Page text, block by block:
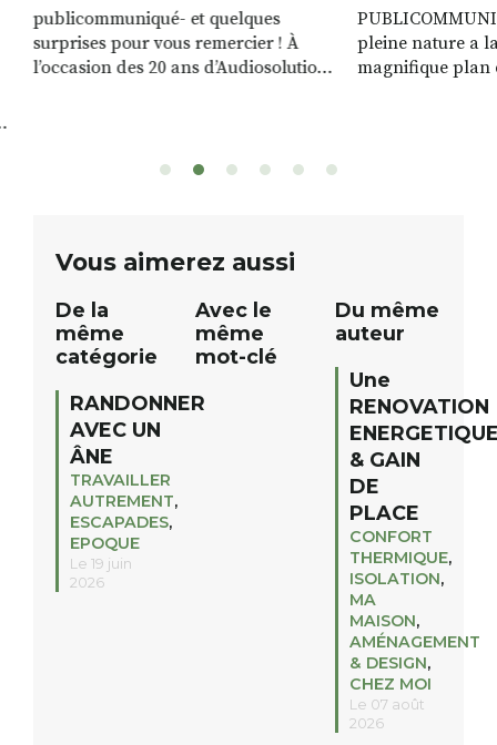
publicommuniqué- et quelques
surprises pour vous remercier ! À
l’occasion des 20 ans d’Audiosolution,
sont à gagner, sélectionnés auprès
12h à […]
pleine nature a
magnifique plan
Vous aimerez aussi
De la
même
catégorie
RANDONNER
AVEC UN
ÂNE
TRAVAILLER
AUTREMENT,
ESCAPADES,
EPOQUE
Le 19 juin
2026
Avec le
même
mot-clé
Du même
auteur
Une
RENOVATION
& GAIN
DE
PLACE
CONFORT
THERMIQUE,
ISOLATION,
MA
MAISON,
AMÉNAGEMENT
& DESIGN,
CHEZ MOI
Le 07 août
2026